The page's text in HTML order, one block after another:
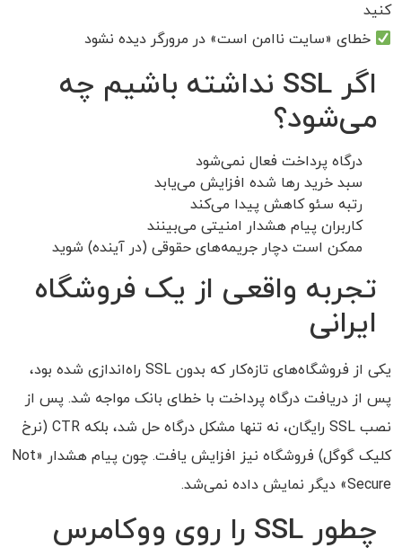
کنید
خطای «سایت ناامن است» در مرورگر دیده نشود
اگر SSL نداشته باشیم چه
می‌شود؟
درگاه پرداخت فعال نمی‌شود
سبد خرید رها شده افزایش می‌یابد
رتبه سئو کاهش پیدا می‌کند
کاربران پیام هشدار امنیتی می‌بینند
ممکن است دچار جریمه‌های حقوقی (در آینده) شوید
تجربه واقعی از یک فروشگاه
ایرانی
یکی از فروشگاه‌های تازه‌کار که بدون SSL راه‌اندازی شده بود،
پس از دریافت درگاه پرداخت با خطای بانک مواجه شد. پس از
نصب SSL رایگان، نه تنها مشکل درگاه حل شد، بلکه CTR (نرخ
کلیک گوگل) فروشگاه نیز افزایش یافت. چون پیام هشدار «Not
Secure» دیگر نمایش داده نمی‌شد.
چطور SSL را روی ووکامرس